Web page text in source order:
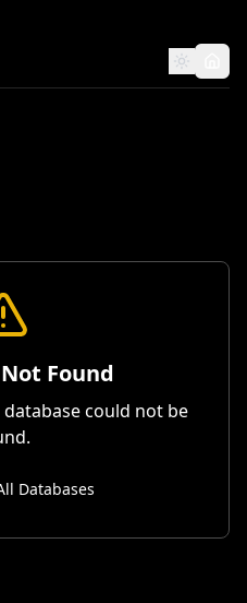
Found
could not be
Databases